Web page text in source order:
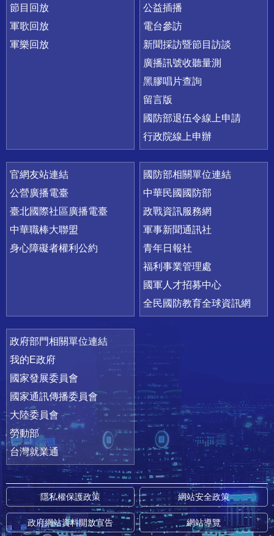
節目回放
軍歌回放
軍樂回放
公益插播
電台參訪
新聞採訪暨節目訪談
廣播訊號收聽量測
黑膠唱片查詢
留言版
國防部退伍令線上申請
行政院線上申辦
官網友站連結
公營廣播電臺
臺北國際社區廣播電臺
中華職棒大聯盟
身心障礙者權利公約
國防部相關單位連結
中華民國國防部
政戰資訊服務網
軍事新聞通訊社
青年日報社
福利事業管理處
國軍人才招募中心
全民國防教育全球資訊網
政府部門相關單位連結
我的E政府
國家發展委員會
國家通訊傳播委員會
大陸委員會
勞動部
台灣就業通
隱私權保護政策 網站安全政策
政府網站資料開放宣告 網站導覽